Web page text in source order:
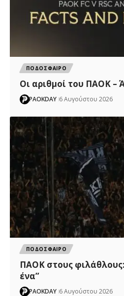
ΠΟΔΟΣΦΑΙΡΟ
Oι αριθμοί του ΠΑΟΚ –
PAOKDAY 6 Αυγούστου 2026
ΠΟΔΟΣΦΑΙΡΟ
ΠΑΟΚ στους
ένα”
PAOKDAY 6 Αυγούστου 2026